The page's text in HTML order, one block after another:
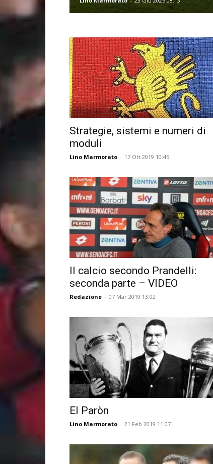
Strategie, sistemi e numeri di
moduli
Lino Marmorato - 17 Ott 2019 10:45
Il calcio secondo Prandelli:
seconda parte – VIDEO
Redazione - 07 Mar 2019 13:02
El Paròn
Lino Marmorato - 21 Feb 2019 11:07